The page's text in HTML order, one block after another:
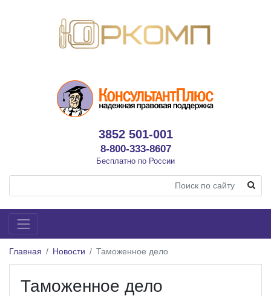
3852 501-001
8-800-333-8607
Бесплатно по России
Главная Новости Таможенное дело
Таможенное дело